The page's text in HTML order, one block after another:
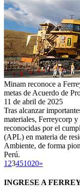
Minam reconoce a
metas de Acuerdo de
11 de abril de 2025
Tras alcanzar
materiales, Ferreycorp
reconocidas por el
(APL) en materia de
Ambiente, de forma
Perú.
1 23451020»
INGRESE A